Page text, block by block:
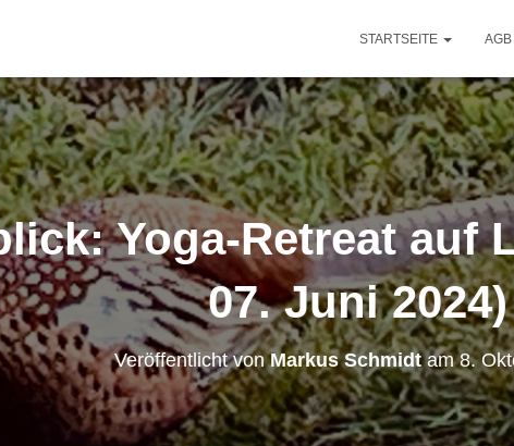
STARTSEITE AGB
Yoga-Retreat auf
07. Juni 2024)
Veröffentlicht vonMarkus Schmidtam8.